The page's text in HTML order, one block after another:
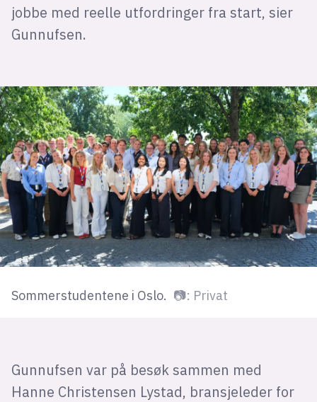
jobbe med reelle utfordringer fra start, sier
Gunnufsen.
Sommerstudentene i Oslo. 📷: Privat
Gunnufsen var på besøk sammen med
Hanne Christensen Lystad, bransjeleder for